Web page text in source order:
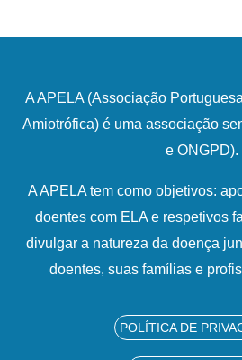
A APELA (Associação
Amiotrófica) é uma associação
e ONGPD).
A APELA tem como objetivos:
doentes com ELA e respetivos
divulgar a natureza da doença
doentes, suas famílias e
POLÍTICA DE